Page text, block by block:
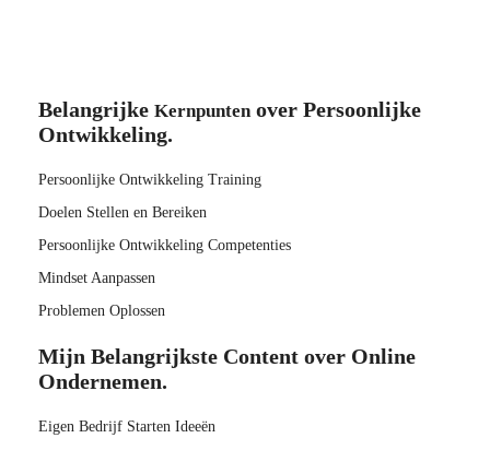
Belangrijke Kernpunten over Persoonlijke
Ontwikkeling.
Persoonlijke Ontwikkeling Training
Doelen Stellen en Bereiken
Persoonlijke Ontwikkeling Competenties
Mindset Aanpassen
Problemen Oplossen
Mijn Belangrijkste Content over Online
Ondernemen.
Eigen Bedrijf Starten Ideeën